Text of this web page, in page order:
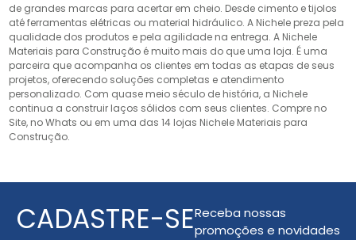
de grandes marcas para acertar em cheio. Desde cimento e tijolos
até ferramentas elétricas ou material hidráulico. A Nichele preza pela
qualidade dos produtos e pela agilidade na entrega. A Nichele
Materiais para Construção é muito mais do que uma loja. É uma
parceira que acompanha os clientes em todas as etapas de seus
projetos, oferecendo soluções completas e atendimento
personalizado. Com quase meio século de história, a Nichele
continua a construir laços sólidos com seus clientes. Compre no
Site, no Whats ou em uma das 14 lojas Nichele Materiais para
Construção.
CADASTRE-SEReceba nossas
promoções e novidades